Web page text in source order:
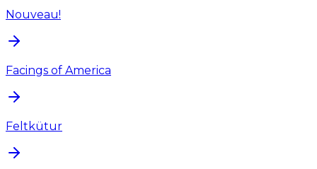
Nouveau!
Facings of America
Feltkütur